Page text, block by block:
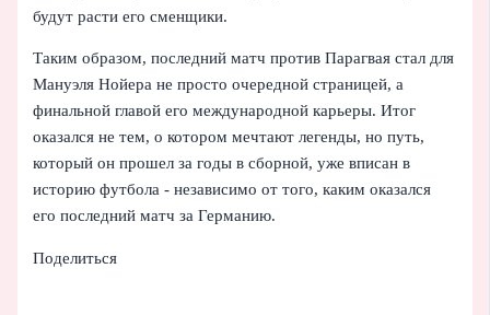
будут расти его сменщики.
Таким образом, последний матч против Парагвая стал для
Мануэля Нойера не просто очередной страницей, а
финальной главой его международной карьеры. Итог
оказался не тем, о котором мечтают легенды, но путь,
который он прошел за годы в сборной, уже вписан в
историю футбола - независимо от того, каким оказался
его последний матч за Германию.
Поделиться